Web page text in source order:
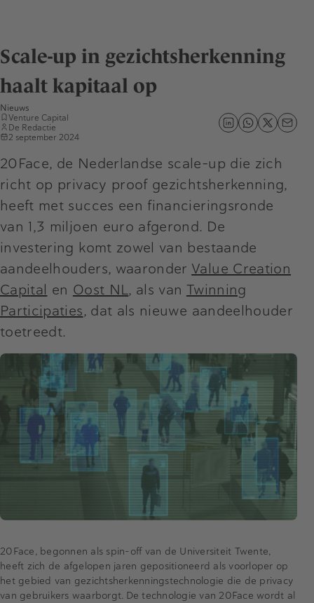
Scale-up in gezichtsherkenning
haalt kapitaal op
Nieuws
Venture Capital
De Redactie
2 september 2024
20Face, de Nederlandse scale-up die zich
richt op privacy proof gezichtsherkenning,
heeft met succes een financieringsronde
van 1,3 miljoen euro afgerond. De
investering komt zowel van bestaande
aandeelhouders, waaronder Value Creation
Capital en Oost NL, als van Twinning
Participaties, dat als nieuwe aandeelhouder
toetreedt.
20Face, begonnen als spin-off van de Universiteit Twente,
heeft zich de afgelopen jaren gepositioneerd als voorloper op
het gebied van gezichtsherkenningstechnologie die de privacy
van gebruikers waarborgt. De technologie van 20Face wordt al